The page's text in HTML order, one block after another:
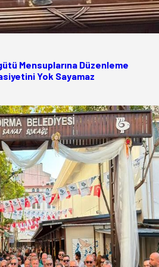
Mensuplarına Düzenleme
Yok Sayamaz